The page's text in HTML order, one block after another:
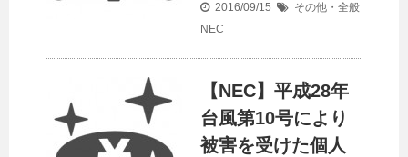
2016/09/15
その他・全般
NEC
【NEC】平成28年
台風第10号により
被害を受けた個人